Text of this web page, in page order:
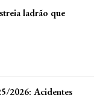
ladrão que
2026: Acidentes